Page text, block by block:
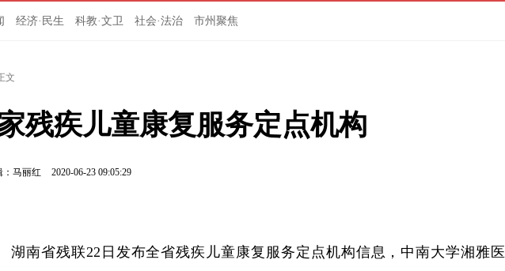
经济·民生 科教·文卫 社会·法治 市州聚焦
文
残疾儿童康复服务定点机构
：马丽红 2020-06-23 09:05:29
湖南省残联22日发布全省残疾儿童康复服务定点机构信息，中南大学湘雅医